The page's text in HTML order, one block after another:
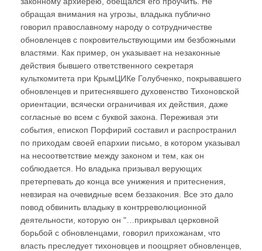
обращая внимания на угрозы, владыка публично
говорил православному народу о сотрудничестве
обновленцев с покровительствующими им безбожными
властями. Как пример, он указывает на незаконные
действия бывшего ответственного секретаря
культкомитета при КрымЦИКе Голубченко, покрывавшего
обновленцев и притеснявшего духовенство Тихоновской
ориентации, всячески ограничивая их действия, даже
согласные во всем с буквой закона. Переживая эти
события, епископ Порфирий составил и распространил
по приходам своей епархии письмо, в котором указывал
на несоответствие между законом и тем, как он
соблюдается. Но владыка призывал верующих
претерпевать до конца все унижения и притеснения,
невзирая на очевидные всем беззакония. Все это дало
повод обвинить владыку в контрреволюционной
деятельности, которую он "…прикрывал церковной
борьбой с обновленцами, говорил прихожанам, что
власть преследует тихоновцев и поощряет обновленцев,